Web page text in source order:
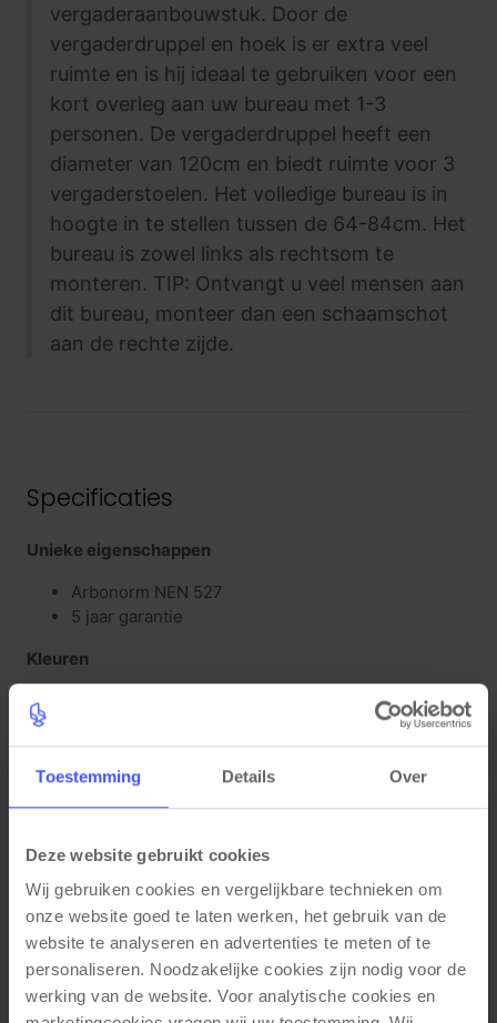
Toestemming Details Over
Deze website gebruikt cookies
Wij gebruiken cookies en vergelijkbare technieken om
onze website goed te laten werken, het gebruik van de
website te analyseren en advertenties te meten of te
personaliseren. Noodzakelijke cookies zijn nodig voor de
werking van de website. Voor analytische cookies en
vergaderaanbouwstuk. Door de
vergaderdruppel en hoek is er extra veel
ruimte en is hij ideaal te gebruiken voor een
kort overleg aan uw bureau met 1-3
personen. De vergaderdruppel heeft een
diameter van 120cm en biedt ruimte voor 3
vergaderstoelen. Het volledige bureau is in
hoogte in te stellen tussen de 64-84cm. Het
bureau is zowel links als rechtsom te
monteren. TIP: Ontvangt u veel mensen aan
dit bureau, monteer dan een schaamschot
aan de rechte zijde.
Specificaties
Unieke eigenschappen
Arbonorm NEN 527
5 jaar garantie
Kleuren
Materiaal eigenschappen
Hoogte verstelbaar (64-84cm)
Waterafstotend bureaublad met PVC stootrand
(2mm)
Krasbestendig bureaublad (25mm)
Functionele eigenschappen
Met inbussleutel te verstellen (64-84cm)
Bureau is links- of rechtsom te monteren